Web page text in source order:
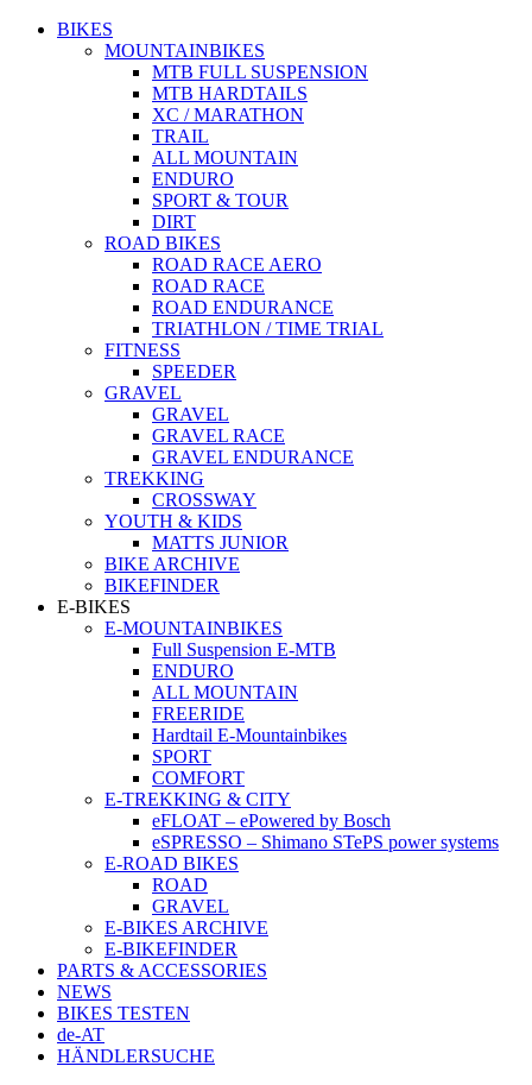
BIKES
MOUNTAINBIKES
MTB FULL SUSPENSION
MTB HARDTAILS
XC / MARATHON
TRAIL
ALL MOUNTAIN
ENDURO
SPORT & TOUR
DIRT
ROAD BIKES
ROAD RACE AERO
ROAD RACE
ROAD ENDURANCE
TRIATHLON / TIME TRIAL
FITNESS
SPEEDER
GRAVEL
GRAVEL
GRAVEL RACE
GRAVEL ENDURANCE
TREKKING
CROSSWAY
YOUTH & KIDS
MATTS JUNIOR
BIKE ARCHIVE
BIKEFINDER
E-BIKES
E-MOUNTAINBIKES
Full Suspension E-MTB
ENDURO
ALL MOUNTAIN
FREERIDE
Hardtail E-Mountainbikes
SPORT
COMFORT
E-TREKKING & CITY
eFLOAT – ePowered by Bosch
eSPRESSO – Shimano STePS power systems
E-ROAD BIKES
ROAD
GRAVEL
E-BIKES ARCHIVE
E-BIKEFINDER
PARTS & ACCESSORIES
NEWS
BIKES TESTEN
de-AT
HÄNDLERSUCHE